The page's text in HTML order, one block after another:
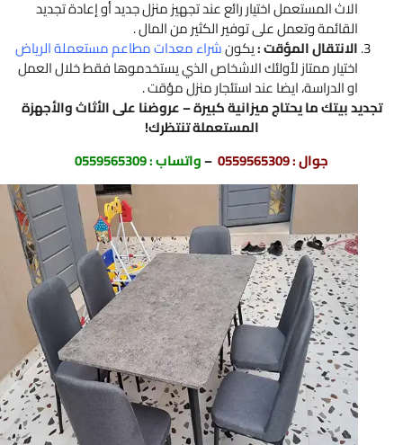
الاث المستعمل اختيار رائع عند تجهيز منزل جديد أو إعادة تجديد
القائمة وتعمل على توفير الكثير من المال .
الانتقال المؤقت :يكونشراء معدات مطاعم مستعملة الرياض
اختيار ممتاز لأولئك الاشخاص الذي يستخدموها فقط خلال العمل
او الدراسة، ايضا عند استئجار منزل مؤقت .
بيتك ما يحتاج ميزانية كبيرة – عروضنا على الأثاث والأجهزة
المستعملة تنتظرك!
جوال :0559565309
–واتساب :0559565309